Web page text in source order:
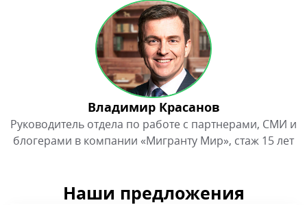
Владимир Красанов
Руководитель отдела по работе с партнерами, СМИ и
блогерами в компании «Мигранту Мир», стаж 15 лет
Наши предложения